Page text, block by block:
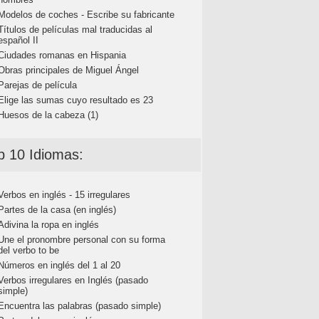
de coches - Escribe su fabricante
de películas mal traducidas al
II
romanas en Hispania
principales de Miguel Ángel
de película
las sumas cuyo resultado es 23
de la cabeza (1)
10 Idiomas:
en inglés - 15 irregulares
de la casa (en inglés)
la ropa en inglés
el pronombre personal con su forma
verbo to be
en inglés del 1 al 20
irregulares en Inglés (pasado
las palabras (pasado simple)